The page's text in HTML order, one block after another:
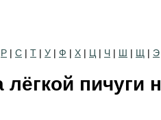
Р | С | Т | У | Ф | Х | Ц | Ч | Ш | Щ | Э
лёгкой пичуги